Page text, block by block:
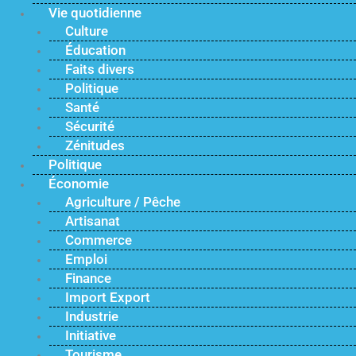
Vie quotidienne
Culture
Éducation
Faits divers
Politique
Santé
Sécurité
Zénitudes
Politique
Économie
Agriculture / Pêche
Artisanat
Commerce
Emploi
Finance
Import Export
Industrie
Initiative